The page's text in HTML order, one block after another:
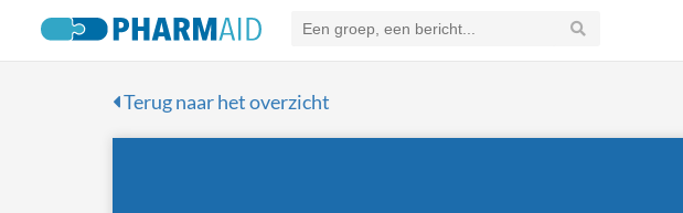
Terug naar het overzicht